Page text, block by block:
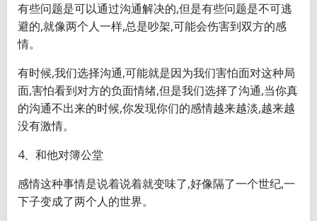
有些问题是可以通过沟通解决的,但是有些问题是不可逃
避的,就像两个人一样,总是吵架,可能会伤害到双方的感
情。
有时候,我们选择沟通,可能就是因为我们害怕面对这种局
面,害怕看到对方的负面情绪,但是我们选择了沟通,当你真
的沟通不出来的时候,你发现你们的感情越来越淡,越来越
没有激情。
4、和他对簿公堂
感情这种事情是说着说着就变味了,好像隔了一个世纪,一
下子变成了两个人的世界。